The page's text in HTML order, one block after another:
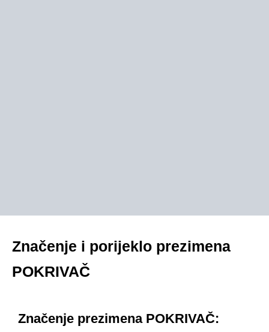
Značenje i porijeklo prezimena
POKRIVAČ
Značenje prezimena POKRIVAČ: